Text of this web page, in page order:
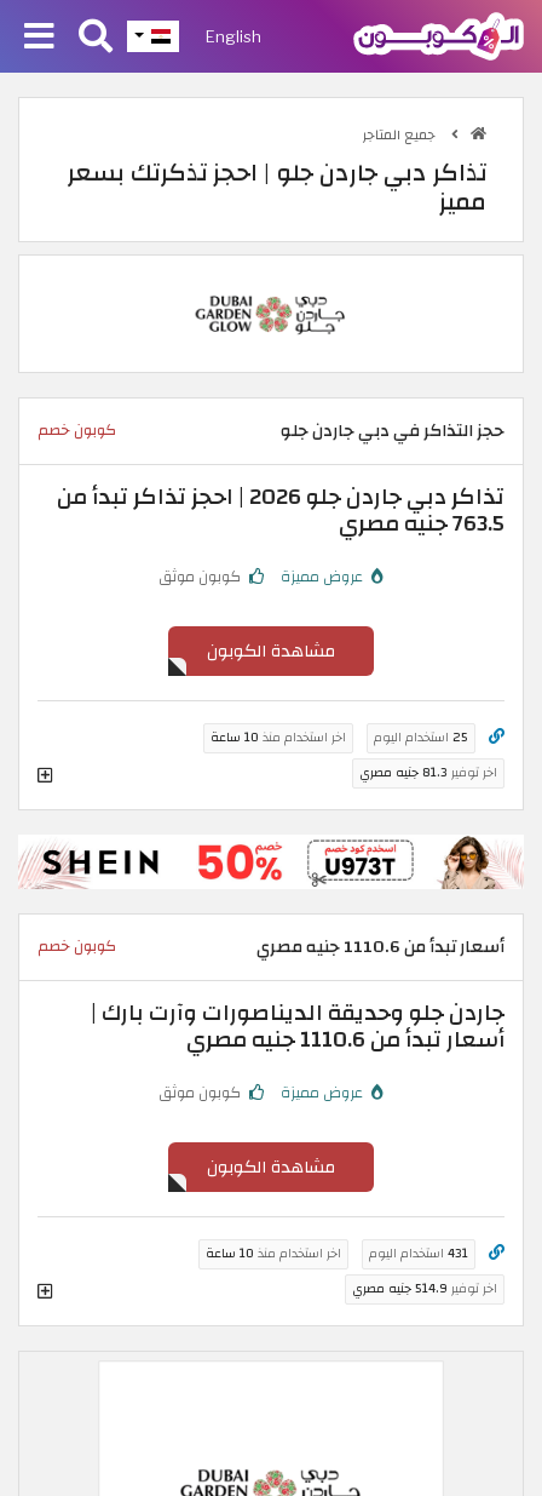
English
جميع المتاجر
تذاكر دبي جاردن جلو | احجز تذكرتك بسعر
مميز
حجز التذاكر في دبي جاردن جلو كوبون خصم
تذاكر دبي جاردن جلو 2026 | احجز تذاكر تبدأ من
763.5 جنيه مصري
عروض مميزة كوبون موثق
مشاهدة الكوبون
25 استخدام اليوم اخر استخدام منذ 10 ساعة
اخر توفير 81.3 جنيه مصري
أسعار تبدأ من 1110.6 جنيه مصري كوبون خصم
جاردن جلو وحديقة الديناصورات وآرت بارك |
أسعار تبدأ من 1110.6 جنيه مصري
عروض مميزة كوبون موثق
مشاهدة الكوبون
431 استخدام اليوم اخر استخدام منذ 10 ساعة
اخر توفير 514.9 جنيه مصري